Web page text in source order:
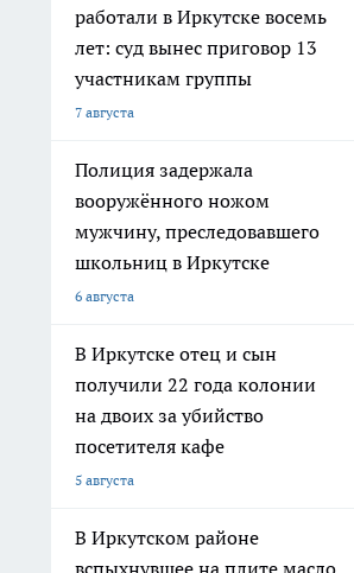
работали в Иркутске восемь
лет: суд вынес приговор 13
участникам группы
7 августа
Полиция задержала
вооружённого ножом
мужчину, преследовавшего
школьниц в Иркутске
6 августа
В Иркутске отец и сын
получили 22 года колонии
на двоих за убийство
посетителя кафе
5 августа
В Иркутском районе